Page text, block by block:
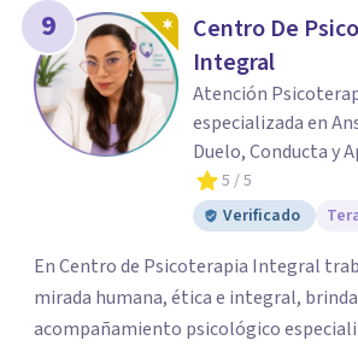
9
Centro De
Integral
Atención
especializada en
Duelo, Conducta y
5 / 5
Verificado
En Centro de Psicoterapia Integral
mirada humana, ética e integral,
acompañamiento psicológico